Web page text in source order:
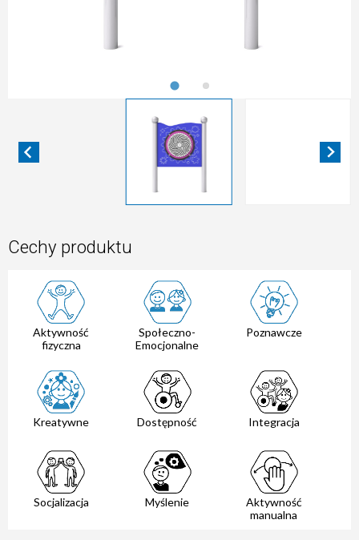
Cechy produktu
Aktywność
fizyczna
Społeczno-
Emocjonalne
Poznawcze
Kreatywne Dostępność Integracja
Socjalizacja Myślenie
Aktywność
manualna